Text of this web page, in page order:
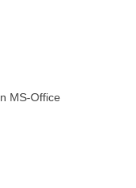
MS-Office